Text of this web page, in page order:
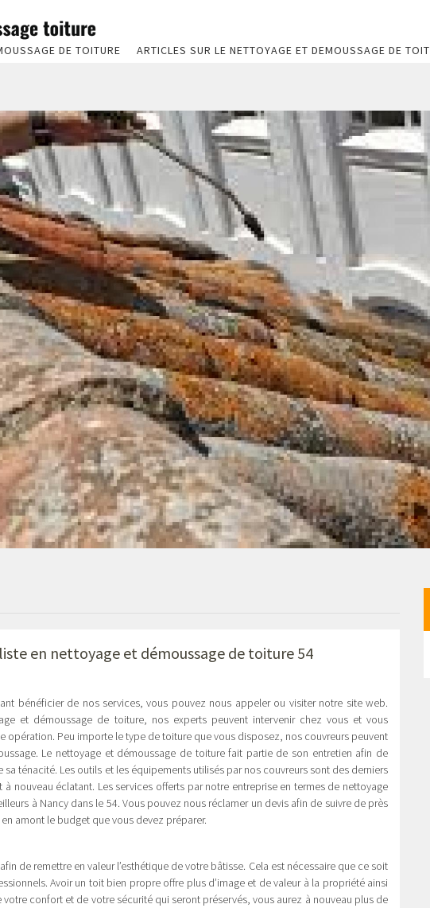
DE TOITURE ARTICLES SUR LE NETTOYAGE ET DEMOUSSAGE DE TOIT
en nettoyage et démoussage de toiture 54
bénéficier de nos services, vous pouvez nous appeler ou visiter notre site web.
et démoussage de toiture, nos experts peuvent intervenir chez vous et vous
opération. Peu importe le type de toiture que vous disposez, nos couvreurs peuvent
Le nettoyage et démoussage de toiture fait partie de son entretien afin de
sa ténacité. Les outils et les équipements utilisés par nos couvreurs sont des derniers
nouveau éclatant. Les services offerts par notre entreprise en termes de nettoyage
à Nancy dans le 54. Vous pouvez nous réclamer un devis afin de suivre de près
amont le budget que vous devez préparer.
de remettre en valeur l’esthétique de votre bâtisse. Cela est nécessaire que ce soit
Avoir un toit bien propre offre plus d’image et de valeur à la propriété ainsi
votre confort et de votre sécurité qui seront préservés, vous aurez à nouveau plus de